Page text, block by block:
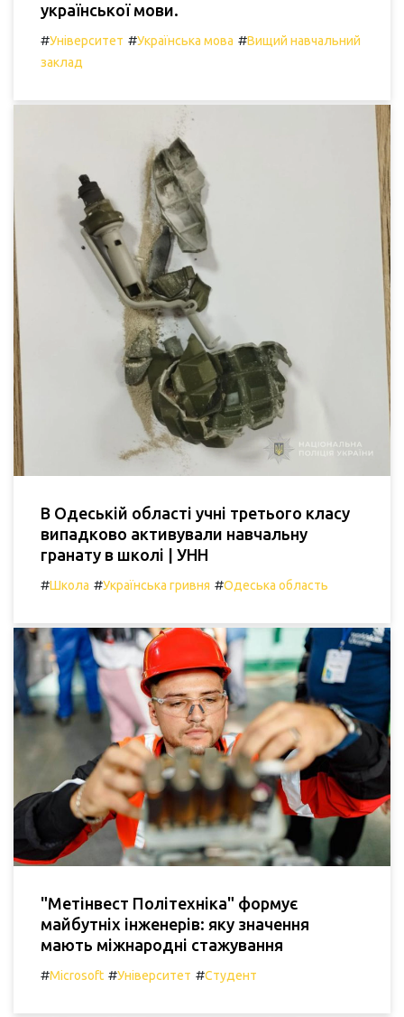
української мови.
#Університет #Українська мова #Вищий навчальний
заклад
В Одеській області учні третього класу
випадково активували навчальну
гранату в школі | УНН
#Школа #Українська гривня #Одеська область
"Метінвест Політехніка" формує
майбутніх інженерів: яку значення
мають міжнародні стажування
#Microsoft #Університет #Студент